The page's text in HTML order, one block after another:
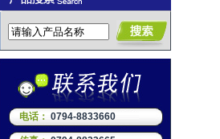
电话： 0794-8833660